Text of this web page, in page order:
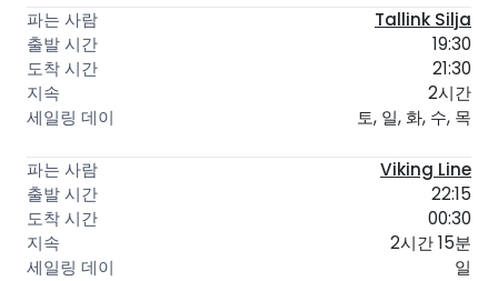
Tallink Silja
19:30
21:30
2시간
토, 일, 화, 수, 목
Viking Line
22:15
00:30
2시간 15분
일